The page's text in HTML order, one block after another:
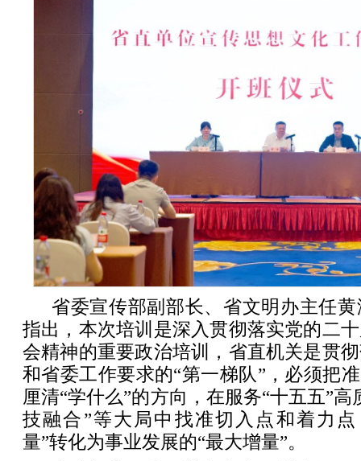
省委宣传部副部长、省文明办主任
指出，本次培训是深入贯彻落实党的二
会精神的重要政治培训，省直机关是贯
和省委工作要求的“第一梯队”，必须把
厘清“学什么”的方向，在服务“十五五”
技融合”等大局中找准切入点和着力
量”转化为事业发展的“最大增量”。